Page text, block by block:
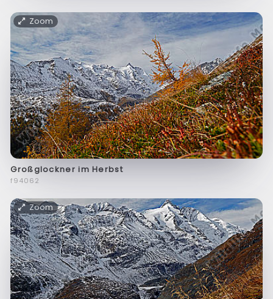
Zoom
Großglockner im Herbst
f94062
Zoom